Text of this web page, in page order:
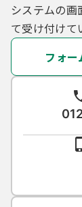
システムの
て受け付けて
フォー